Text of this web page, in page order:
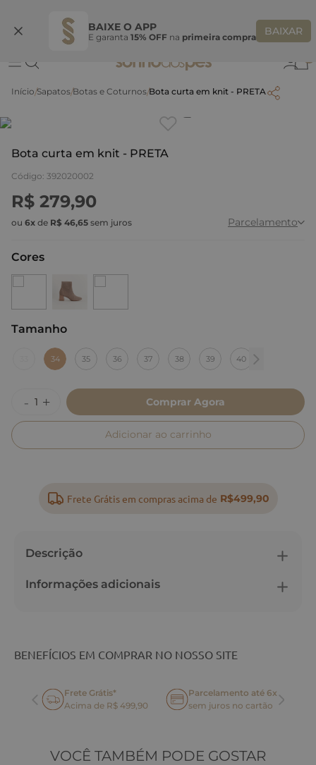
BAIXE O APP
E garanta 15% OFF na primeira compra BAIXAR
Ganhe 10% OFF na coleção utilizando o código do seu vendedor*
Sapatos Botas e Coturnos Bota curta em knit - PRETA
Bota curta em knit - PRETA
Código: 392020002
R$ 279,90
ou 6x de R$ 46,65 sem juros Parcelamento
Cores
Tamanho
34 35 36 37 38 39 40
Comprar Agora
Adicionar ao carrinho
Frete Grátis em compras acima de R$499,90
Descrição
Informações adicionais
BENEFÍCIOS EM COMPRAR NO NOSSO SITE
Frete Grátis*
Acima de R$ 499,90
Parcelamento até 6x
sem juros no cartão
VOCÊ TAMBÉM PODE GOSTAR